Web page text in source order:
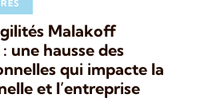
Malakoff
une hausse des
qui impacte la
et l’entreprise